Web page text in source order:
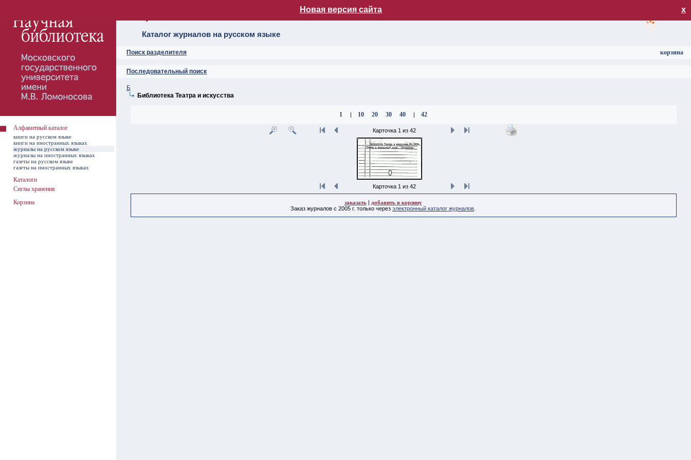
Новая версия сайта х
Каталог журналов на русском языке
Поиск разделителя
Последовательный поиск
корзина
Б
Библиотека Театра и искусства
1 | 10 20 30 40 | 42
Карточка 1 из 42
Карточка 1 из 42
заказать| добавить в корзину
Заказ журналов с 2005 г. только через электронный каталог журналов
Алфавитный каталог
книги на русском языке
книги на иностранных языках
журналы на русском языке
журналы на иностранных языках
газеты на русском языке
газеты на иностранных языках
Каталоги
Сиглы хранения
Корзина